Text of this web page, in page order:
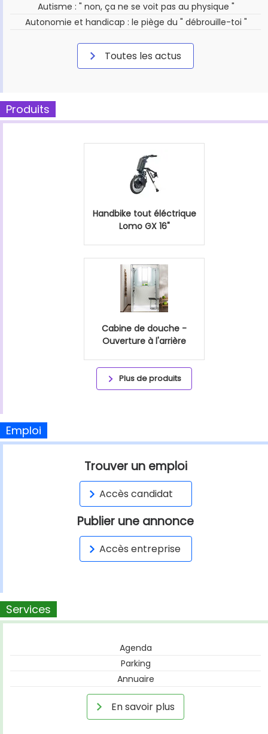
Autisme : " non, ça ne se voit pas au physique "
Autonomie et handicap : le piège du " débrouille-toi "
Toutes les actus
Produits
Handbike tout éléctrique
Lomo GX 16"
Cabine de douche -
Ouverture à l'arrière
Plus de produits
Emploi
Trouver un emploi
Accès candidat
Publier une annonce
Accès entreprise
Services
Agenda
Parking
Annuaire
En savoir plus